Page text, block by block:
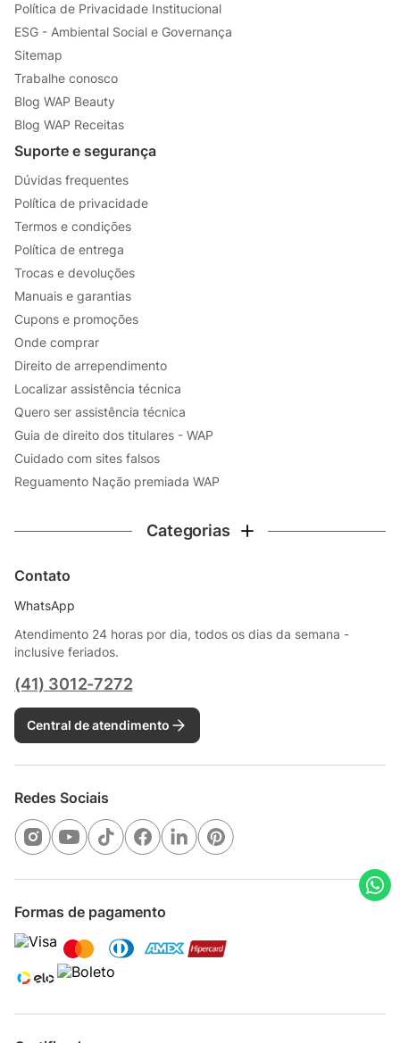
Política de Privacidade Institucional
ESG - Ambiental Social e Governança
Sitemap
Trabalhe conosco
Blog WAP Beauty
Blog WAP Receitas
Suporte e segurança
Dúvidas frequentes
Política de privacidade
Termos e condições
Política de entrega
Trocas e devoluções
Manuais e garantias
Cupons e promoções
Onde comprar
Direito de arrependimento
Localizar assistência técnica
Quero ser assistência técnica
Guia de direito dos titulares - WAP
Cuidado com sites falsos
Reguamento Nação premiada WAP
Categorias
Contato
WhatsApp
Atendimento 24 horas por dia, todos os dias da semana -
inclusive feriados.
(41) 3012-7272
Central de atendimento
Redes Sociais
Formas de pagamento